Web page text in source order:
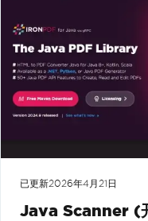
已更新2026年4月21日
Java Scanner (